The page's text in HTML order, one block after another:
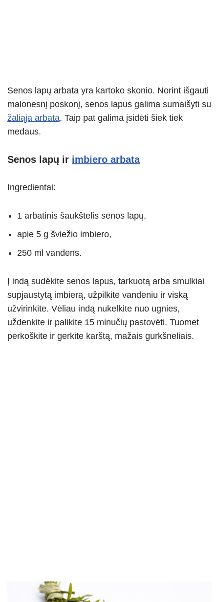
Senos lapų arbata yra kartoko skonio. Norint išgauti
malonesnį poskonį, senos lapus galima sumaišyti su
žaliąja arbata. Taip pat galima įsidėti šiek tiek
medaus.
Senos lapų ir imbiero arbata
Ingredientai:
1 arbatinis šaukštelis senos lapų,
apie 5 g šviežio imbiero,
250 ml vandens.
Į indą sudėkite senos lapus, tarkuotą arba smulkiai
supjaustytą imbierą, užpilkite vandeniu ir viską
užvirinkite. Vėliau indą nukelkite nuo ugnies,
uždenkite ir palikite 15 minučių pastovėti. Tuomet
perkoškite ir gerkite karštą, mažais gurkšneliais.